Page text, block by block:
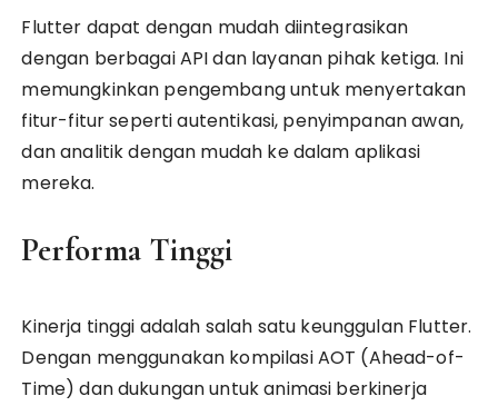
Flutter dapat dengan mudah diintegrasikan
dengan berbagai API dan layanan pihak ketiga. Ini
memungkinkan pengembang untuk menyertakan
fitur-fitur seperti autentikasi, penyimpanan awan,
dan analitik dengan mudah ke dalam aplikasi
mereka.
Performa Tinggi
Kinerja tinggi adalah salah satu keunggulan Flutter.
Dengan menggunakan kompilasi AOT (Ahead-of-
Time) dan dukungan untuk animasi berkinerja